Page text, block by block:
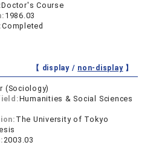
Doctor's Course
1986.03
Completed
【 display / non-display】
(Sociology)
Humanities & Social Sciences
The University of Tokyo
2003.03